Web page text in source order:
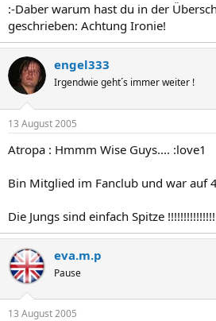
:-Daber warum hast du in der
geschrieben: Achtung Ironie!
engel333
Irgendwie geht´s immer weiter !
13 August 2005
Atropa : Hmmm Wise Guys.... :love1
Bin Mitglied im Fanclub und war auf
Die Jungs sind einfach Spitze
eva.m.p
Pause
13 August 2005